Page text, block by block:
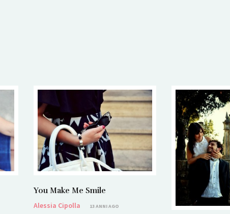
You Make Me Smile
Alessia Cipolla
13 ANNI AGO